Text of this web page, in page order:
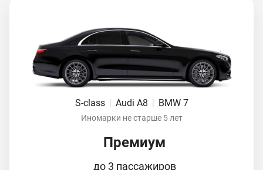
S-class | Audi A8 | BMW 7
Иномарки не старше 5 лет
Премиум
до 3 пассажиров